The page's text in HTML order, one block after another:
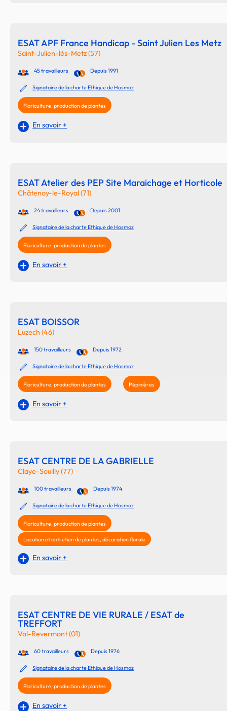
ESAT APF France Handicap - Saint Julien Les Metz
Saint-Julien-lès-Metz (57)
45 travailleurs Depuis 1991
Signataire de la charte Ethique de Hosmoz
Floriculture, production de plantes
En savoir +
ESAT Atelier des PEP Site Maraichage et Horticole
Châtenoy-le-Royal (71)
24 travailleurs Depuis 2001
Signataire de la charte Ethique de Hosmoz
Floriculture, production de plantes
En savoir +
ESAT BOISSOR
Luzech (46)
150 travailleurs Depuis 1972
Signataire de la charte Ethique de Hosmoz
Floriculture, production de plantes Pépinières
En savoir +
ESAT CENTRE DE LA GABRIELLE
Claye-Souilly (77)
100 travailleurs Depuis 1974
Signataire de la charte Ethique de Hosmoz
Floriculture, production de plantes
Location et entretien de plantes, décoration florale
En savoir +
ESAT CENTRE DE VIE RURALE / ESAT de
TREFFORT
Val-Revermont (01)
60 travailleurs Depuis 1976
Signataire de la charte Ethique de Hosmoz
Floriculture, production de plantes
En savoir +